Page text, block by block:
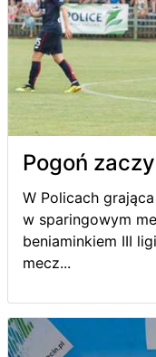
Pogoń
W Policach
w sparingowym
beniaminkiem III
mecz...